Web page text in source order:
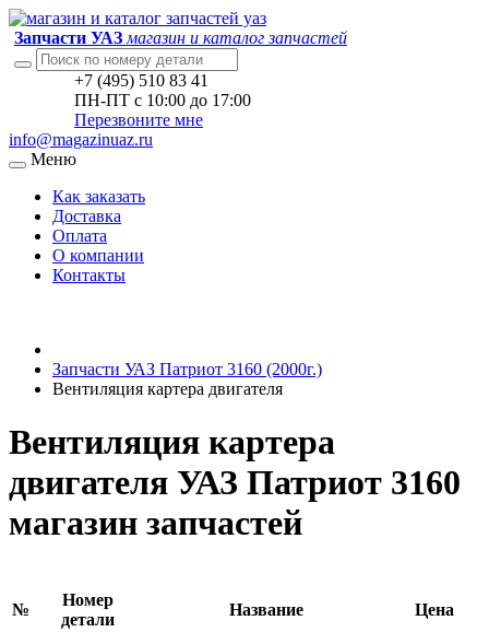
Запчасти УАЗ магазин и каталог запчастей
+7 (495) 510 83 41
ПН-ПТ с 10:00 до 17:00
Перезвоните мне
info@magazinuaz.ru
Меню
Как заказать
Доставка
Оплата
О компании
Контакты
Запчасти УАЗ Патриот 3160 (2000г.)
Вентиляция картера двигателя
Вентиляция картера
двигателя УАЗ Патриот 3160
магазин запчастей
№
Номер
детали
Название Цена